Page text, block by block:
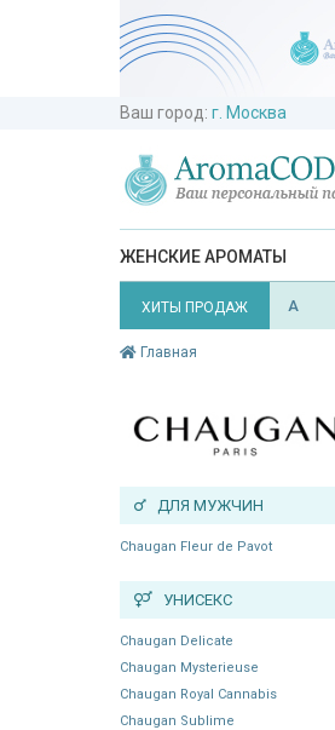
Ваш город: г. Москва
ЖЕНСКИЕ АРОМАТЫ
ХИТЫ ПРОДАЖ A
Главная
ДЛЯ МУЖЧИН
Chaugan Fleur de Pavot
УНИСЕКС
Chaugan Delicate
Chaugan Mysterieuse
Chaugan Royal Cannabis
Chaugan Sublime